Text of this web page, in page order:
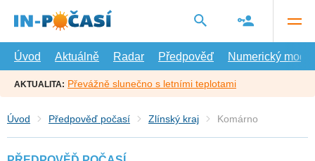
hlavní
Úvod
Aktuálně Radar Předpověď Numerický model
AKTUALITA: Převážně slunečno s letními teplotami
Úvod Předpověď počasí Zlínský kraj Komárno